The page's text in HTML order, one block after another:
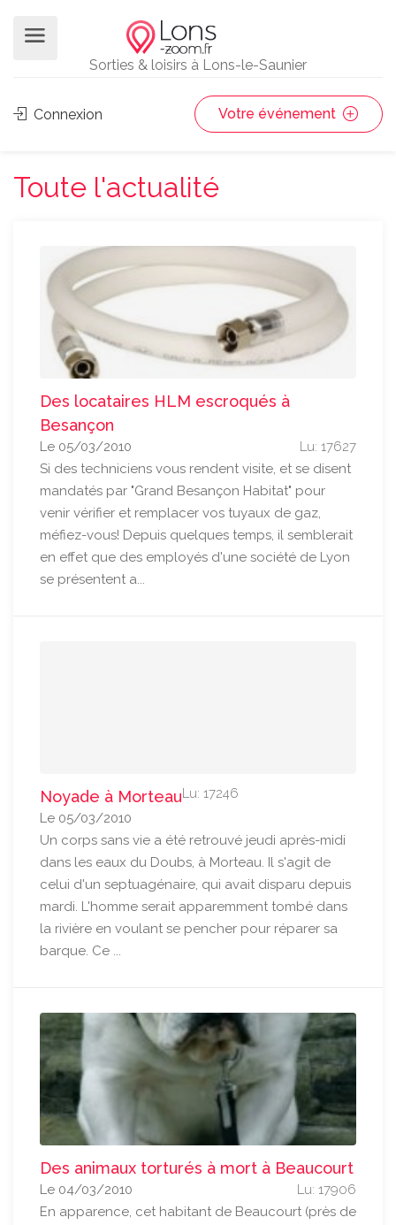
Sorties & loisirs à Lons-le-Saunier
Connexion Votre événement
Toute l'actualité
Des locataires HLM escroqués à
Besançon
Lu: 17627
Le 05/03/2010
Si des techniciens vous rendent visite, et se disent
mandatés par "Grand Besançon Habitat" pour
venir vérifier et remplacer vos tuyaux de gaz,
méfiez-vous! Depuis quelques temps, il semblerait
en effet que des employés d'une société de Lyon
se présentent a...
Noyade à MorteauLu: 17246
Le 05/03/2010
Un corps sans vie a été retrouvé jeudi après-midi
dans les eaux du Doubs, à Morteau. Il s'agit de
celui d'un septuagénaire, qui avait disparu depuis
mardi. L'homme serait apparemment tombé dans
la rivière en voulant se pencher pour réparer sa
barque. Ce ...
Des animaux torturés à mort à Beaucourt
Lu: 17906
Le 04/03/2010
En apparence, cet habitant de Beaucourt (près de